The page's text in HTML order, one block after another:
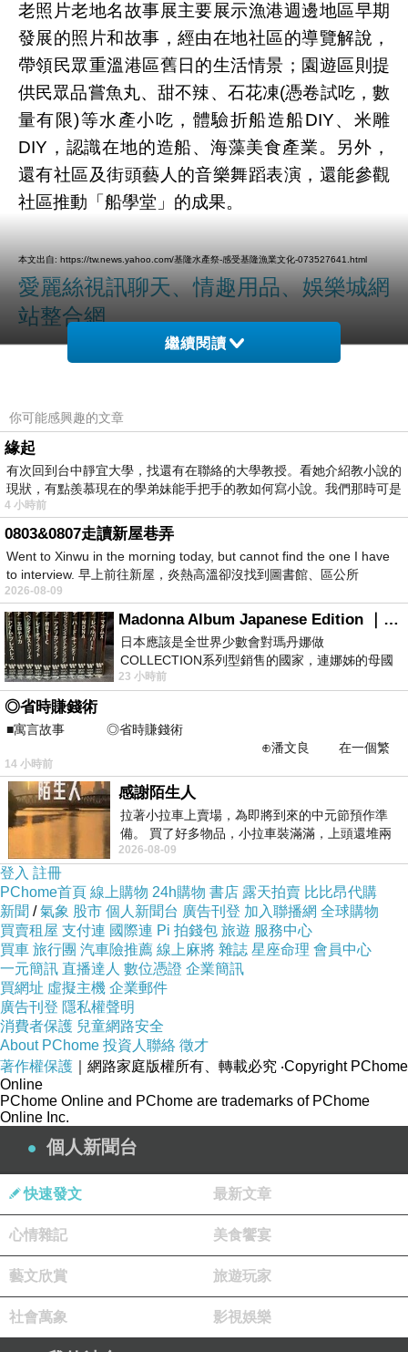
老照片老地名故事展主要展示漁港週邊地區早期
發展的照片和故事，經由在地社區的導覽解說，
帶領民眾重溫港區舊日的生活情景；園遊區則提
供民眾品嘗魚丸、甜不辣、石花凍(憑卷試吃，數
量有限)等水產小吃，體驗折船造船DIY、米雕
DIY，認識在地的造船、海藻美食產業。另外，
還有社區及街頭藝人的音樂舞蹈表演，還能參觀
社區推動「船學堂」的成果。
本文出自: https://tw.news.yahoo.com/基隆水產祭-感受基隆漁業文化-073527641.html
愛麗絲視訊聊天、情趣用品、娛樂城網
站整合網
繼續閱讀
你可能感興趣的文章
緣起
有次回到台中靜宜大學，找還有在聯絡的大學教授。看她介紹教小說的
現狀，有點羨慕現在的學弟妹能手把手的教如何寫小說。我們那時可是
4 小時前
0803&0807走讀新屋巷弄
Went to Xinwu in the morning today, but cannot find the one I have
to interview. 早上前往新屋，炎熱高溫卻沒找到圖書館、區公所
2026-08-09
Madonna Album Japanese Edition ｜瑪丹娜專輯們2026年日本版重發系列
日本應該是全世界少數會對瑪丹娜做
COLLECTION系列型銷售的國家，連娜姊的母國
美國都沒對她這樣過，這全拜在他們到現在唱片
23 小時前
◎省時賺錢術
■寓言故事 ◎省時賺錢術
⊕潘文良 在一個繁
華的商業街上，有兩家傳統
14 小時前
感謝陌生人
拉著小拉車上賣場，為即將到來的中元節預作準
備。 買了好多物品，小拉車裝滿滿，上頭還堆兩
紙箱。 雖辛苦了點，這點程度我一個人搬
2026-08-09
登入 註冊
PChome首頁 線上購物 24h購物 書店 露天拍賣 比比昂代購
新聞 /氣象 股市 個人新聞台 廣告刊登 加入聯播網 全球購物
買賣租屋 支付連 國際連 Pi 拍錢包 旅遊 服務中心
買車 旅行團 汽車險推薦 線上麻將 雜誌 星座命理 會員中心
一元簡訊 直播達人 數位憑證 企業簡訊
買網址 虛擬主機 企業郵件
廣告刊登 隱私權聲明
消費者保護 兒童網路安全
About PChome 投資人聯絡 徵才
著作權保護 ｜網路家庭版權所有、轉載必究 ‧Copyright PChome
Online
PChome Online and PChome are trademarks of PChome
Online Inc.
個人新聞台
快速發文 最新文章
心情雜記 美食饗宴
藝文欣賞 旅遊玩家
社會萬象 影視娛樂